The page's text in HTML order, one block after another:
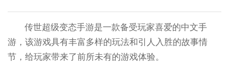
传世超级变态手游是一款备受玩家喜爱的中文手
游，该游戏具有丰富多样的玩法和引人入胜的故事情
节，给玩家带来了前所未有的游戏体验。